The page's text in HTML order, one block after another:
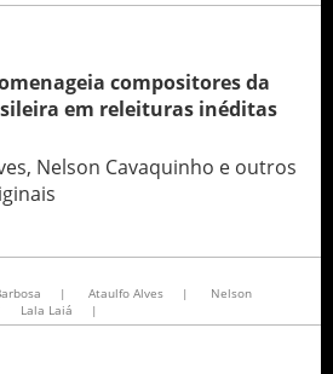
compositores da
em releituras inéditas
Nelson Cavaquinho e outros
| Ataulfo Alves |
Nelson
Lala Laiá |